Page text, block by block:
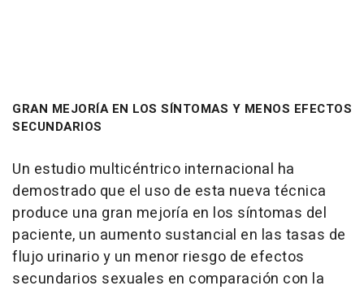
GRAN MEJORÍA EN LOS SÍNTOMAS Y MENOS EFECTOS
SECUNDARIOS
Un estudio multicéntrico internacional ha
demostrado que el uso de esta nueva técnica
produce una gran mejoría en los síntomas del
paciente, un aumento sustancial en las tasas de
flujo urinario y un menor riesgo de efectos
secundarios sexuales en comparación con la